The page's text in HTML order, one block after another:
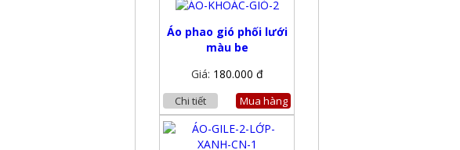
Áo phao gió phối lưới
màu be
Giá: 180.000 đ
Chi tiết Mua hàng